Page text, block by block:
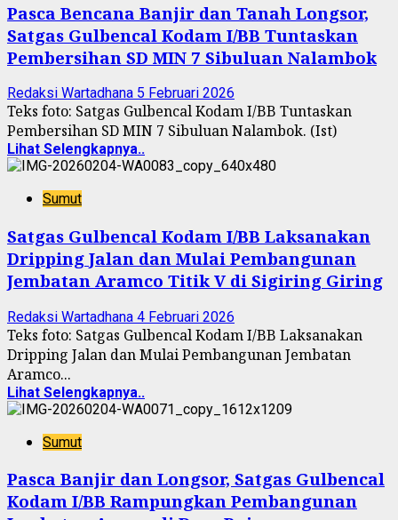
Pasca Bencana Banjir dan Tanah Longsor,
Satgas Gulbencal Kodam I/BB Tuntaskan
Pembersihan SD MIN 7 Sibuluan Nalambok
Redaksi Wartadhana 5 Februari 2026
Teks foto: Satgas Gulbencal Kodam I/BB Tuntaskan
Pembersihan SD MIN 7 Sibuluan Nalambok. (Ist)
Lihat Selengkapnya..
Sumut
Satgas Gulbencal Kodam I/BB Laksanakan
Dripping Jalan dan Mulai Pembangunan
Jembatan Aramco Titik V di Sigiring Giring
Redaksi Wartadhana 4 Februari 2026
Teks foto: Satgas Gulbencal Kodam I/BB Laksanakan
Dripping Jalan dan Mulai Pembangunan Jembatan
Aramco...
Lihat Selengkapnya..
Sumut
Pasca Banjir dan Longsor, Satgas Gulbencal
Kodam I/BB Rampungkan Pembangunan